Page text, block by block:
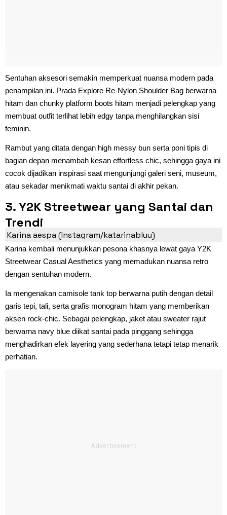
Sentuhan aksesori semakin memperkuat nuansa modern pada
penampilan ini. Prada Explore Re-Nylon Shoulder Bag berwarna
hitam dan chunky platform boots hitam menjadi pelengkap yang
membuat outfit terlihat lebih edgy tanpa menghilangkan sisi
feminin.
Rambut yang ditata dengan high messy bun serta poni tipis di
bagian depan menambah kesan effortless chic, sehingga gaya ini
cocok dijadikan inspirasi saat mengunjungi galeri seni, museum,
atau sekadar menikmati waktu santai di akhir pekan.
3. Y2K Streetwear yang Santai dan
Trendi
Karina aespa (Instagram/katarinabluu)
Karina kembali menunjukkan pesona khasnya lewat gaya Y2K
Streetwear Casual Aesthetics yang memadukan nuansa retro
dengan sentuhan modern.
Ia mengenakan camisole tank top berwarna putih dengan detail
garis tepi, tali, serta grafis monogram hitam yang memberikan
aksen rock-chic. Sebagai pelengkap, jaket atau sweater rajut
berwarna navy blue diikat santai pada pinggang sehingga
menghadirkan efek layering yang sederhana tetapi tetap menarik
perhatian.